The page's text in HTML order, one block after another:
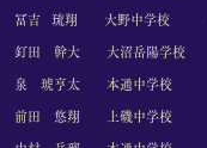
冨吉 琉翔 大野中学校
釘田 幹大 大沼岳陽学校
泉 琥亨太 本通中学校
前田 悠翔 上磯中学校